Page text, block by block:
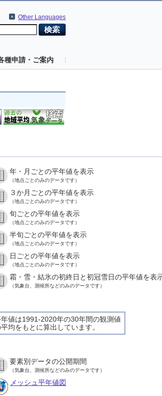
Other Languages
種申請・ご案内
年・月ごとの平年値を表示
（地点ごとのみのデータです）
３か月ごとの平年値を表示
（地点ごとのみのデータです）
旬ごとの平年値を表示
（地点ごとのみのデータです）
半旬ごとの平年値を表示
（地点ごとのみのデータです）
日ごとの平年値を表示
（地点ごとのみのデータです）
霜・雪・結氷の初終日と初冠雪日の平年値を表
（気象台、測候所などのみのデータです）
値は1991-2020年の30年間の観測値
均をもとに算出しています。
要素別データの公開期間
（気象台、測候所などのみのデータです）
メッシュ平年値図